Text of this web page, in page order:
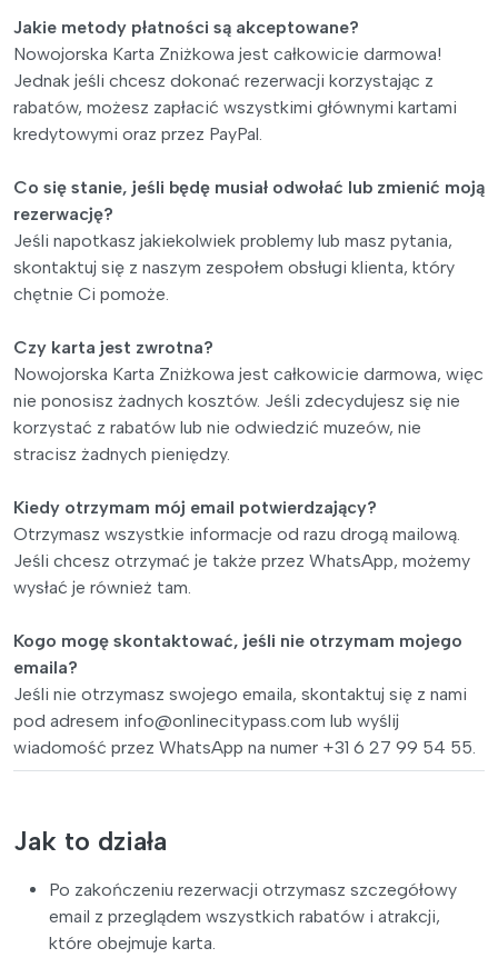
Jakie metody płatności są akceptowane?
Nowojorska Karta Zniżkowa jest całkowicie darmowa!
Jednak jeśli chcesz dokonać rezerwacji korzystając z
rabatów, możesz zapłacić wszystkimi głównymi kartami
kredytowymi oraz przez PayPal.
Co się stanie, jeśli będę musiał odwołać lub zmienić moją
rezerwację?
Jeśli napotkasz jakiekolwiek problemy lub masz pytania,
skontaktuj się z naszym zespołem obsługi klienta, który
chętnie Ci pomoże.
Czy karta jest zwrotna?
Nowojorska Karta Zniżkowa jest całkowicie darmowa, więc
nie ponosisz żadnych kosztów. Jeśli zdecydujesz się nie
korzystać z rabatów lub nie odwiedzić muzeów, nie
stracisz żadnych pieniędzy.
Kiedy otrzymam mój email potwierdzający?
Otrzymasz wszystkie informacje od razu drogą mailową.
Jeśli chcesz otrzymać je także przez WhatsApp, możemy
wysłać je również tam.
Kogo mogę skontaktować, jeśli nie otrzymam mojego
emaila?
Jeśli nie otrzymasz swojego emaila, skontaktuj się z nami
pod adresem info@onlinecitypass.com lub wyślij
wiadomość przez WhatsApp na numer +31 6 27 99 54 55.
Jak to działa
Po zakończeniu rezerwacji otrzymasz szczegółowy
email z przeglądem wszystkich rabatów i atrakcji,
które obejmuje karta.